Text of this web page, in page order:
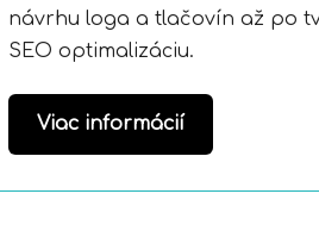
návrhu loga a tlačovín až po
SEO optimalizáciu.
Viac informácií